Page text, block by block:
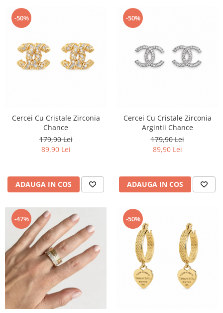
-50%
Cercei Cu Cristale Zirconia
Chance
179,90 Lei
89,90 Lei
ADAUGA IN COS
-50%
Cercei Cu Cristale Zirconia
Argintii Chance
179,90 Lei
89,90 Lei
ADAUGA IN COS
-47% -50%